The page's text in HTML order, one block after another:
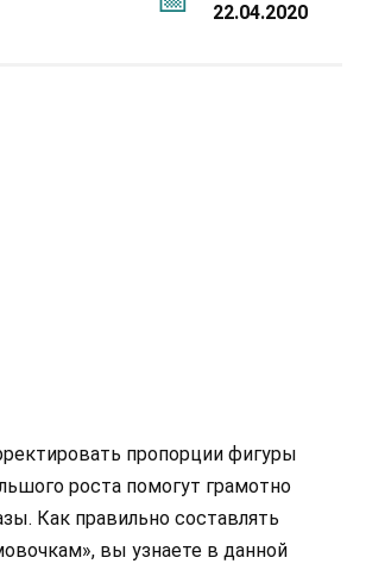
22.04.2020
пропорции фигуры
роста помогут грамотно
Как правильно составлять
вы узнаете в данной